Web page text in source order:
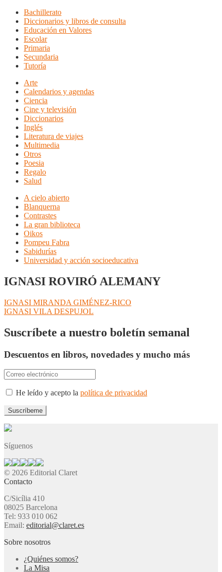
Bachillerato
Diccionarios y libros de consulta
Educación en Valores
Escolar
Primaria
Secundaria
Tutoría
Arte
Calendarios y agendas
Ciencia
Cine y televisión
Diccionarios
Inglés
Literatura de viajes
Multimedia
Otros
Poesia
Regalo
Salud
A cielo abierto
Blanquerna
Contrastes
La gran biblioteca
Oikos
Pompeu Fabra
Sabidurías
Universidad y acción socioeducativa
IGNASI ROVIRÓ ALEMANY
Navegación
de
entradas
Anterior:
IGNASI MIRANDA GIMÉNEZ-RICO
Siguiente:
IGNASI VILA DESPUJOL
Suscríbete a nuestro boletín semanal
Descuentos en libros, novedades y mucho más
He leído y acepto la política de privacidad
Síguenos
© 2026 Editorial Claret
Contacto
C/Sicília 410
08025 Barcelona
Tel: 933 010 062
Email: editorial@claret.es
Sobre nosotros
¿Quiénes somos?
La Misa